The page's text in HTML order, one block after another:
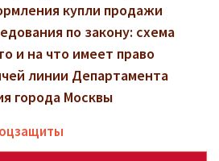
купли продажи
по закону: схема
и на что имеет право
линии Департамента
города Москвы